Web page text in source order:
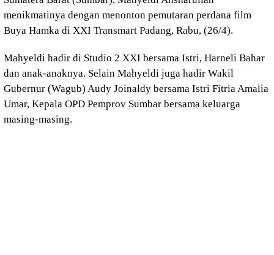
menikmatinya dengan menonton pemutaran perdana film
Buya Hamka di XXI Transmart Padang, Rabu, (26/4).
Mahyeldi hadir di Studio 2 XXI bersama Istri, Harneli Bahar
dan anak-anaknya. Selain Mahyeldi juga hadir Wakil
Gubernur (Wagub) Audy Joinaldy bersama Istri Fitria Amalia
Umar, Kepala OPD Pemprov Sumbar bersama keluarga
masing-masing.